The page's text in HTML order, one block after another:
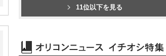
11位以下を見る